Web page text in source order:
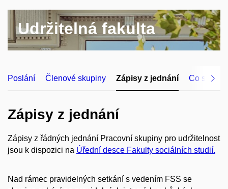
Udržitelná fakulta
Poslání Členové skupiny Zápisy z jednání Co se již
Zápisy z jednání
Zápisy z řádných jednání Pracovní skupiny pro udržitelnost
jsou k dispozici na Úřední desce Fakulty sociálních studií.
Nad rámec pravidelných setkání s vedením FSS se